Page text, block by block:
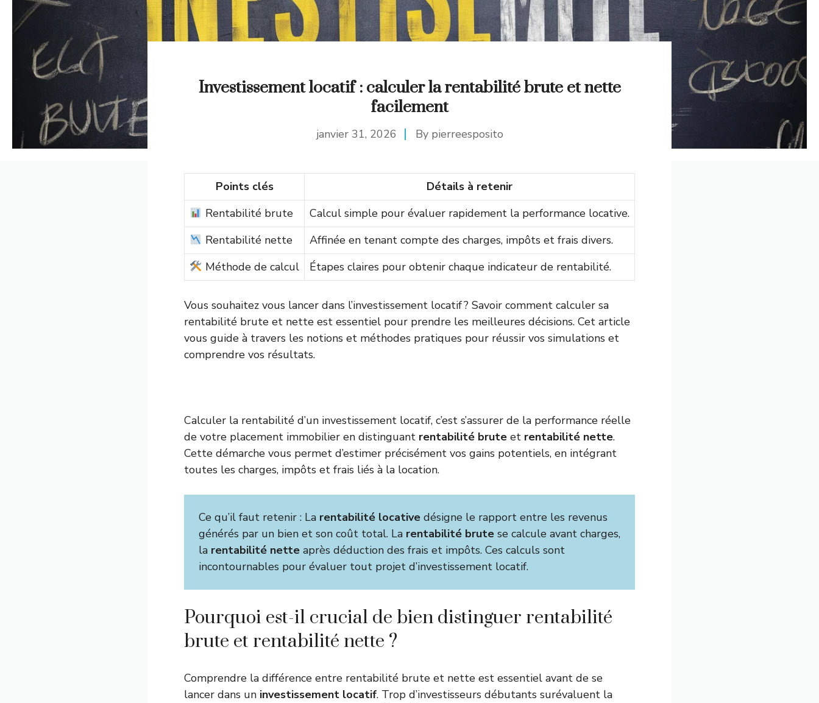
Investissement locatif : calculer la rentabilité brute et nette
facilement
janvier 31, 2026 By pierreesposito
Points clés
Détails à retenir
Rentabilité brute
Calcul simple pour évaluer rapidement la performance locative.
Rentabilité nette
Affinée en tenant compte des charges, impôts et frais divers.
Méthode de calcul
Étapes claires pour obtenir chaque indicateur de rentabilité.
Vous souhaitez vous lancer dans l’investissement locatif ? Savoir comment calculer sa
rentabilité brute et nette est essentiel pour prendre les meilleures décisions. Cet article
vous guide à travers les notions et méthodes pratiques pour réussir vos simulations et
comprendre vos résultats.
Calculer la rentabilité d’un investissement locatif, c’est s’assurer de la performance réelle
de votre placement immobilier en distinguant rentabilité brute et rentabilité nette.
Cette démarche vous permet d’estimer précisément vos gains potentiels, en intégrant
toutes les charges, impôts et frais liés à la location.
Ce qu’il faut retenir : La rentabilité locative désigne le rapport entre les revenus
générés par un bien et son coût total. La rentabilité brute se calcule avant charges,
la rentabilité nette après déduction des frais et impôts. Ces calculs sont
incontournables pour évaluer tout projet d’investissement locatif.
Pourquoi est-il crucial de bien distinguer rentabilité
brute et rentabilité nette ?
Comprendre la différence entre rentabilité brute et nette est essentiel avant de se
lancer dans un investissement locatif. Trop d’investisseurs débutants surévaluent la